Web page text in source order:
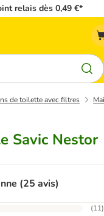
relais dès 0,49 €*
de toilette avec filtres
Savic Nestor
(25 avis)
(11)